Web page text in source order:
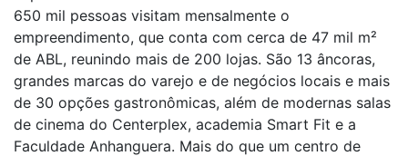
650 mil pessoas visitam mensalmente o
empreendimento, que conta com cerca de 47 mil m²
de ABL, reunindo mais de 200 lojas. São 13 âncoras,
grandes marcas do varejo e de negócios locais e mais
de 30 opções gastronômicas, além de modernas salas
de cinema do Centerplex, academia Smart Fit e a
Faculdade Anhanguera. Mais do que um centro de